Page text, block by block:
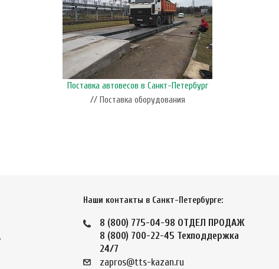
Поставка автовесов в Санкт-Петербург
// Поставка оборудования
Наши контакты в Санкт-Петербурге:
8 (800) 775-04-98 ОТДЕЛ ПРОДАЖ
8 (800) 700-22-45 Техподдержка
24/7
zapros@tts-kazan.ru